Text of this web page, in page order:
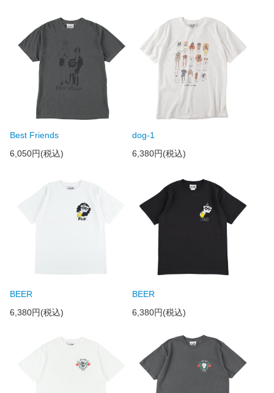
Best Friends
6,050円(税込)
dog-1
6,380円(税込)
BEER
6,380円(税込)
BEER
6,380円(税込)